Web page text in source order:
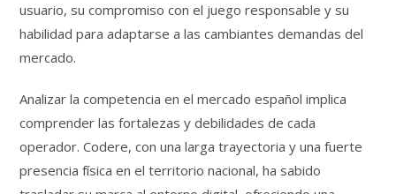
usuario, su compromiso con el juego responsable y su
habilidad para adaptarse a las cambiantes demandas del
mercado.
Analizar la competencia en el mercado español implica
comprender las fortalezas y debilidades de cada
operador. Codere, con una larga trayectoria y una fuerte
presencia física en el territorio nacional, ha sabido